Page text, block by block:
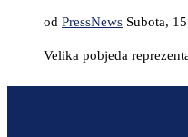
od PressNews Subota,
Velika pobjeda